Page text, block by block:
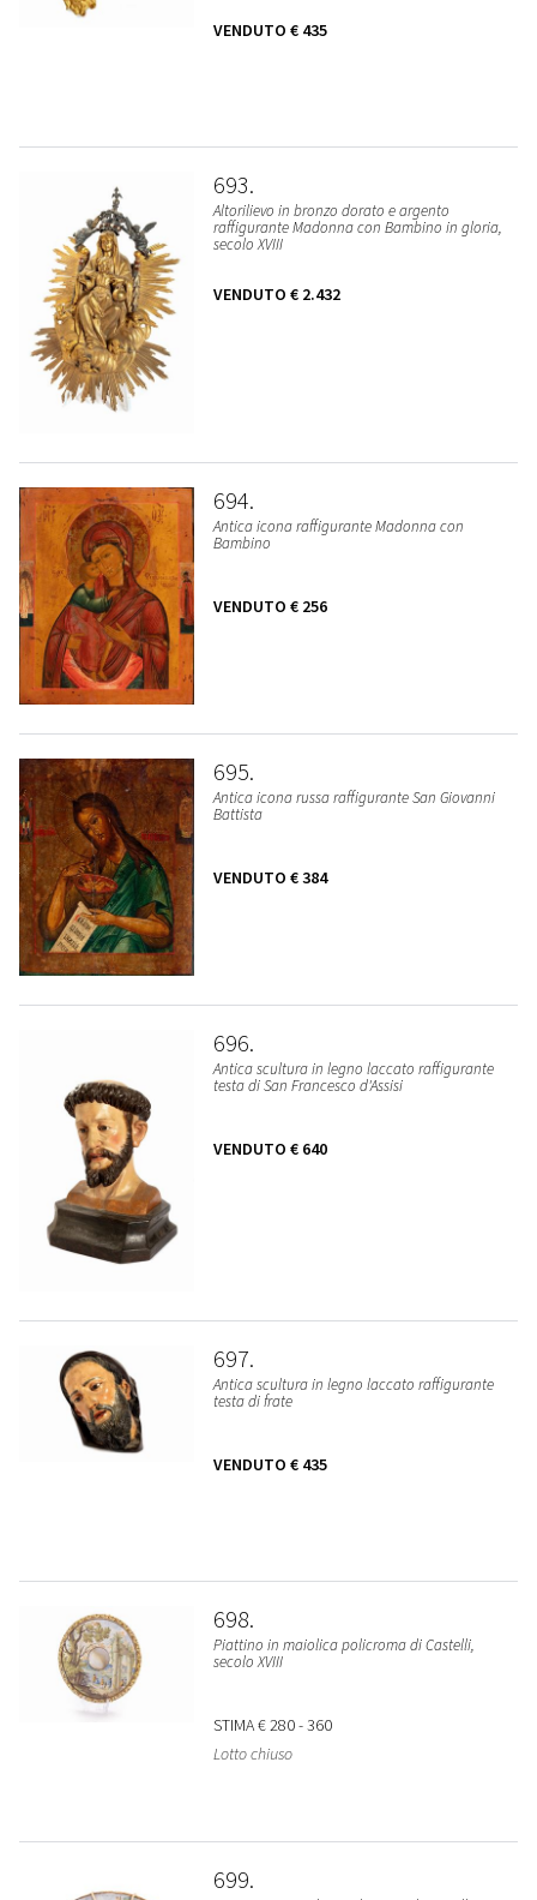
VENDUTO € 435
693
Altorilievo in bronzo dorato e argento
raffigurante Madonna con Bambino in gloria,
secolo XVIII
VENDUTO € 2.432
694
Antica icona raffigurante Madonna con
Bambino
VENDUTO € 256
695
Antica icona russa raffigurante San Giovanni
Battista
VENDUTO € 384
696
Antica scultura in legno laccato raffigurante
testa di San Francesco d'Assisi
VENDUTO € 640
697
Antica scultura in legno laccato raffigurante
testa di frate
VENDUTO € 435
698
Piattino in maiolica policroma di Castelli,
secolo XVIII
STIMA€ 280 - 360
Lotto chiuso
699